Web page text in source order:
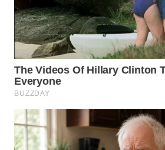
WN
TEBING
TINGGI
WN
PAKPAK
KARAWANG